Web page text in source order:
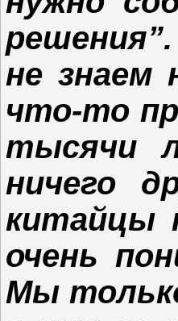
не знаем
что-то
тысячи
ничего
китайцы
очень
Мы